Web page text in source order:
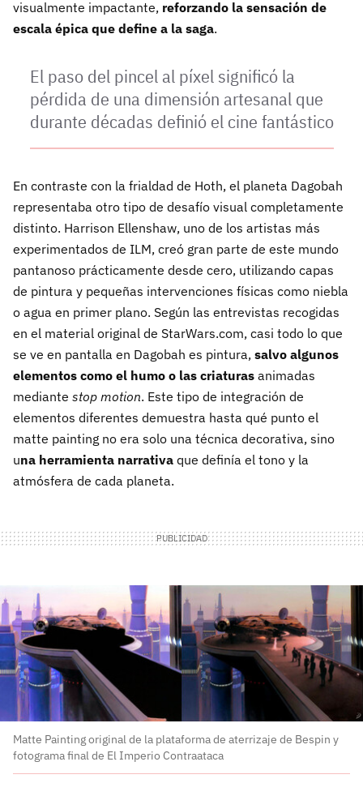
visualmente impactante, reforzando la sensación de
escala épica que define a la saga.
El paso del pincel al píxel significó la
pérdida de una dimensión artesanal que
durante décadas definió el cine fantástico
En contraste con la frialdad de Hoth, el planeta Dagobah
representaba otro tipo de desafío visual completamente
distinto. Harrison Ellenshaw, uno de los artistas más
experimentados de ILM, creó gran parte de este mundo
pantanoso prácticamente desde cero, utilizando capas
de pintura y pequeñas intervenciones físicas como niebla
o agua en primer plano. Según las entrevistas recogidas
en el material original de StarWars.com, casi todo lo que
se ve en pantalla en Dagobah es pintura, salvo algunos
elementos como el humo o las criaturas animadas
mediante stop motion. Este tipo de integración de
elementos diferentes demuestra hasta qué punto el
matte painting no era solo una técnica decorativa, sino
una herramienta narrativa que definía el tono y la
atmósfera de cada planeta.
Matte Painting original de la plataforma de aterrizaje de Bespin y
fotograma final de El Imperio Contraataca